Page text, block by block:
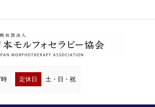
時 定休日 土・日・祝